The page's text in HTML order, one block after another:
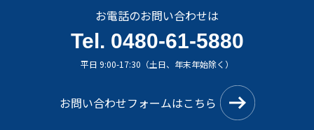
お電話のお問い合わせは
Tel. 0480-61-5880
平日 9:00-17:30（土日、年末年始除く）
お問い合わせフォームはこちら